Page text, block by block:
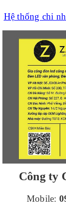
Hệ thống chi
Công ty
Mobile: